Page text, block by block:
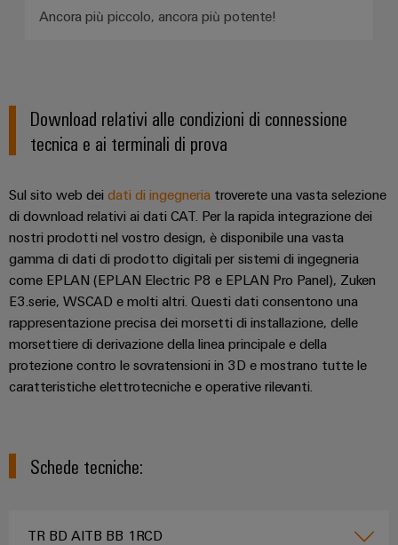
Ancora più piccolo, ancora più potente!
Download relativi alle condizioni di connessione
tecnica e ai terminali di prova
Sul sito web dei dati di ingegneria troverete una vasta selezione
di download relativi ai dati CAT. Per la rapida integrazione dei
nostri prodotti nel vostro design, è disponibile una vasta
gamma di dati di prodotto digitali per sistemi di ingegneria
come EPLAN (EPLAN Electric P8 e EPLAN Pro Panel), Zuken
E3.serie, WSCAD e molti altri. Questi dati consentono una
rappresentazione precisa dei morsetti di installazione, delle
morsettiere di derivazione della linea principale e della
protezione contro le sovratensioni in 3D e mostrano tutte le
caratteristiche elettrotecniche e operative rilevanti.
Schede tecniche:
TR BD AITB BB 1RCD